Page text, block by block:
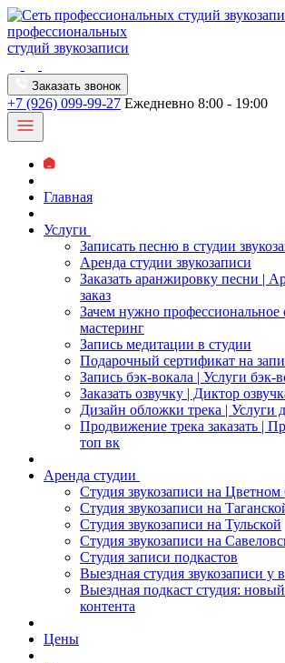
профессиональных
студий звукозаписи
Заказать звонок
+7 (926) 099-99-27 Ежедневно 8:00 - 19:00
Главная
Услуги
Записать песню в студии
Аренда студии звукозаписи
Заказать аранжировку песни |
заказ
Зачем нужно профессиональное
мастеринг
Запись медитации в студии
Подарочный сертификат на
Запись бэк-вокала | Услуги бэк-
Заказать озвучку | Диктор
Дизайн обложки трека | Услуги
Продвижение трека заказать |
топ вк
Аренда студии
Студия звукозаписи на Цветном
Студия звукозаписи на
Студия звукозаписи на Тульской
Студия звукозаписи на
Студия записи подкастов
Выездная студия звукозаписи у
Выездная подкаст студия:
контента
Цены